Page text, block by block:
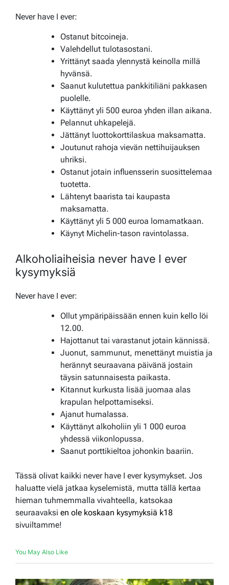
Never have I ever:
Ostanut bitcoineja.
Valehdellut tulotasostani.
Yrittänyt saada ylennystä keinolla millä
hyvänsä.
Saanut kulutettua pankkitiliäni pakkasen
puolelle.
Käyttänyt yli 500 euroa yhden illan aikana.
Pelannut uhkapelejä.
Jättänyt luottokorttilaskua maksamatta.
Joutunut rahoja vievän nettihuijauksen
uhriksi.
Ostanut jotain influensserin suosittelemaa
tuotetta.
Lähtenyt baarista tai kaupasta
maksamatta.
Käyttänyt yli 5 000 euroa lomamatkaan.
Käynyt Michelin-tason ravintolassa.
Alkoholiaiheisia never have I ever
kysymyksiä
Never have I ever:
Ollut ympäripäissään ennen kuin kello löi
12.00.
Hajottanut tai varastanut jotain kännissä.
Juonut, sammunut, menettänyt muistia ja
herännyt seuraavana päivänä jostain
täysin satunnaisesta paikasta.
Kitannut kurkusta lisää juomaa alas
krapulan helpottamiseksi.
Ajanut humalassa.
Käyttänyt alkoholiin yli 1 000 euroa
yhdessä viikonlopussa.
Saanut porttikieltoa johonkin baariin.
Tässä olivat kaikki never have I ever kysymykset. Jos
haluatte vielä jatkaa kyselemistä, mutta tällä kertaa
hieman tuhmemmalla vivahteella, katsokaa
seuraavaksi en ole koskaan kysymyksiä k18
sivuiltamme!
You May Also Like